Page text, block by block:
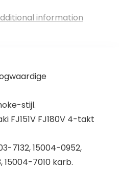
information
stijl.
FJ151V FJ180V 4-takt
7132, 15004-0952,
15004-7010 karb.